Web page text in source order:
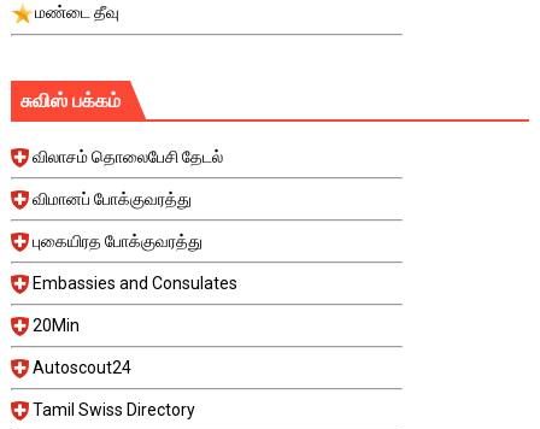
மண்டை தீவு
சுவிஸ் பக்கம்
விலாசம் தொலைபேசி தேடல்
விமானப் போக்குவரத்து
புகையிரத போக்குவரத்து
Embassies and Consulates
20Min
Autoscout24
Tamil Swiss Directory